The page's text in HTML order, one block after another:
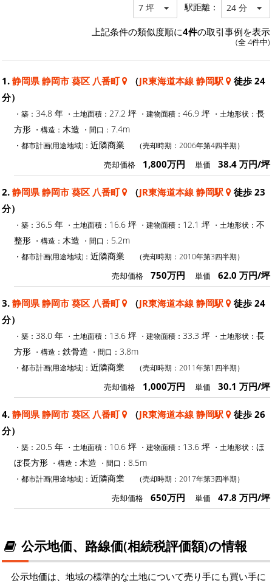
7 坪 駅距離： 24 分
上記条件の類似度順に4件の取引事例を表示
(全 4件中)
1. 静岡県 静岡市 葵区 八番町 （JR東海道本線 静岡駅
徒歩 24
分）
・築： 34.8 年 ・土地面積： 27.2 坪 ・建物面積： 46.9 坪 ・土地形状： 長
方形 ・構造： 木造 ・間口： 7.4m
・都市計画(用途地域)： 近隣商業 （売却時期：2006年第4四半期）
売却価格 1,800万円 単価 38.4 万円/坪
2. 静岡県 静岡市 葵区 八番町 （JR東海道本線 静岡駅
徒歩 23
分）
・築： 36.5 年 ・土地面積： 16.6 坪 ・建物面積： 12.1 坪 ・土地形状： 不
整形 ・構造： 木造 ・間口： 5.2m
・都市計画(用途地域)： 近隣商業 （売却時期：2010年第3四半期）
売却価格 750万円 単価 62.0 万円/坪
3. 静岡県 静岡市 葵区 八番町 （JR東海道本線 静岡駅
徒歩 24
分）
・築： 38.0 年 ・土地面積： 13.6 坪 ・建物面積： 33.3 坪 ・土地形状： 長
方形 ・構造： 鉄骨造 ・間口： 3.8m
・都市計画(用途地域)： 近隣商業 （売却時期：2011年第1四半期）
売却価格 1,000万円 単価 30.1 万円/坪
4. 静岡県 静岡市 葵区 八番町 （JR東海道本線 静岡駅
徒歩 26
分）
・築： 20.5 年 ・土地面積： 10.6 坪 ・建物面積： 13.6 坪 ・土地形状： ほ
ぼ長方形 ・構造： 木造 ・間口： 8.5m
・都市計画(用途地域)： 近隣商業 （売却時期：2017年第3四半期）
売却価格 650万円 単価 47.8 万円/坪
公示地価、路線価(相続税評価額)の情報
公示地価は、地域の標準的な土地について売り手にも買い手に